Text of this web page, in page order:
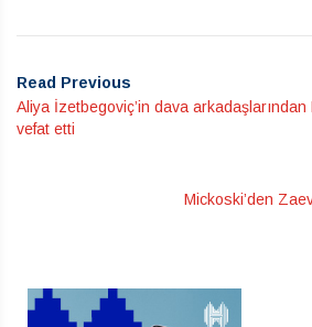
Read Previous
Aliya İzetbegoviç’in dava
vefat etti
Mickoski’den